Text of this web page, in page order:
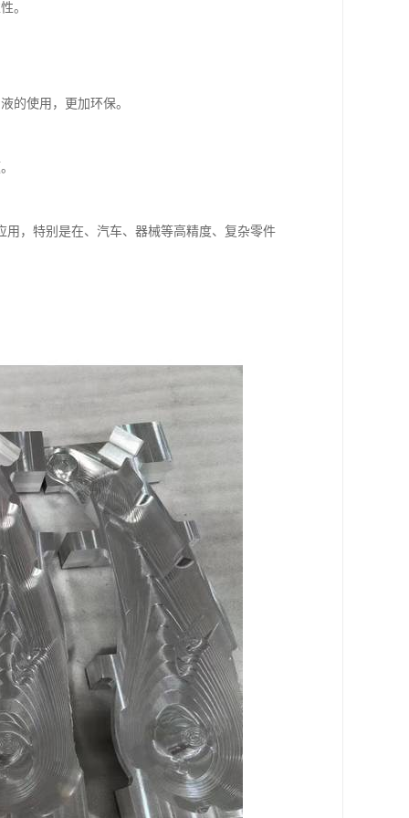
。
的使用，更加环保。
，特别是在、汽车、器械等高精度、复杂零件